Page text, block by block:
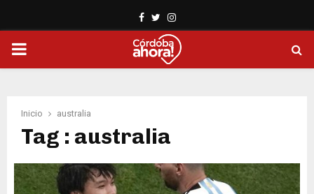
Facebook
TwitterInstagram
PRIMARY
Inicio australia
Tag : australia